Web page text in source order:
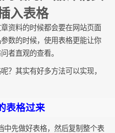
入表格
资料的时候都会要在网站页面
数的时候，使用表格更能让你
者直观的查看。
？其实有好多方法可以实现，
表格过来
中先做好表格，然后复制整个表